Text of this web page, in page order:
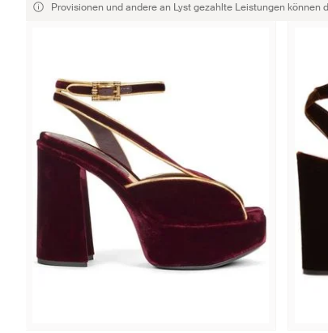
Provisionen und andere an Lyst gezahlte Leistungen